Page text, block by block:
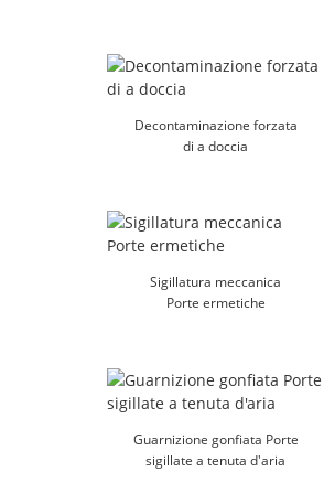
Decontaminazione forzata
di a doccia
Sigillatura meccanica
Porte ermetiche
Guarnizione gonfiata Porte
sigillate a tenuta d'aria